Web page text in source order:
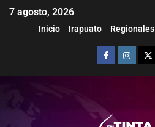
7 agosto, 2026
Inicio Irapuato Regionales